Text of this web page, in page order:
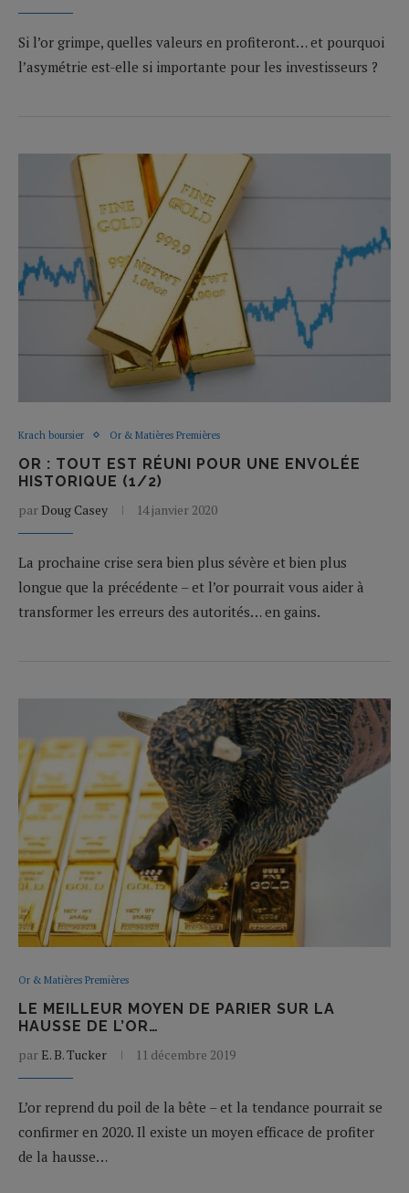
Si l’or grimpe, quelles valeurs en profiteront… et pourquoi
l’asymétrie est-elle si importante pour les investisseurs ?
Krach boursier Or & Matières Premières
OR : TOUT EST RÉUNI POUR UNE ENVOLÉE
HISTORIQUE (1/2)
parDoug Casey 14 janvier 2020
La prochaine crise sera bien plus sévère et bien plus
longue que la précédente – et l’or pourrait vous aider à
transformer les erreurs des autorités… en gains.
Or & Matières Premières
LE MEILLEUR MOYEN DE PARIER SUR LA
HAUSSE DE L’OR…
par E. B. Tucker 11 décembre 2019
L’or reprend du poil de la bête – et la tendance pourrait se
confirmer en 2020. Il existe un moyen efficace de profiter
de la hausse…